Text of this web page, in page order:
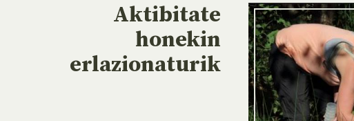
Aktibitate
honekin
erlazionaturik